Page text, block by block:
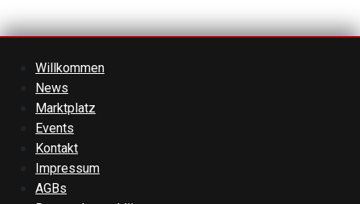
Willkommen
News
Marktplatz
Events
Kontakt
Impressum
AGBs